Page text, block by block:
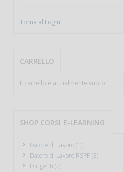
Torna al Login
CARRELLO
Il carrello è attualmente vuoto.
SHOP CORSI E-LEARNING
Datore di Lavoro (1)
Datore di Lavoro RSPP (3)
Dirigenti (2)